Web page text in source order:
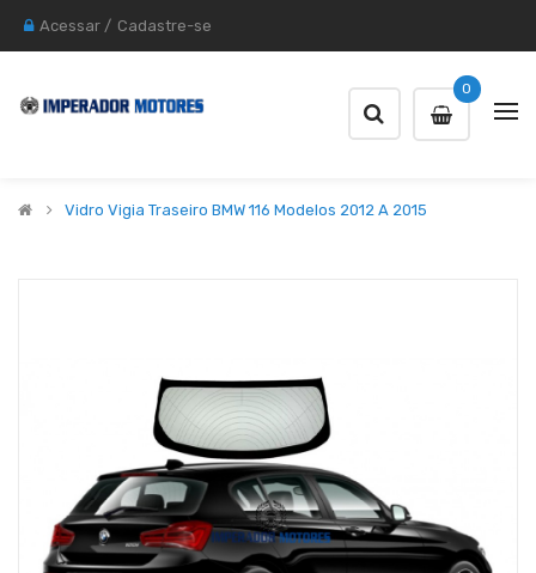
Acessar / Cadastre-se
0
Vidro Vigia Traseiro BMW 116 Modelos 2012 A 2015